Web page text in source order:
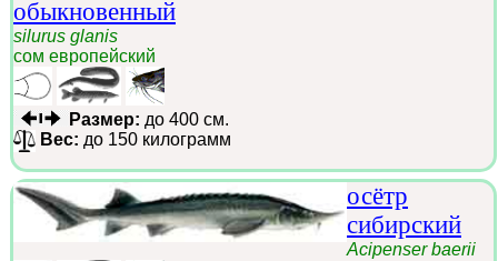
обыкновенный
silurus glanis
сом европейский
Размер: до 400 см.
Вес: до 150 килограмм
осётр
сибирский
Acipenser baerii